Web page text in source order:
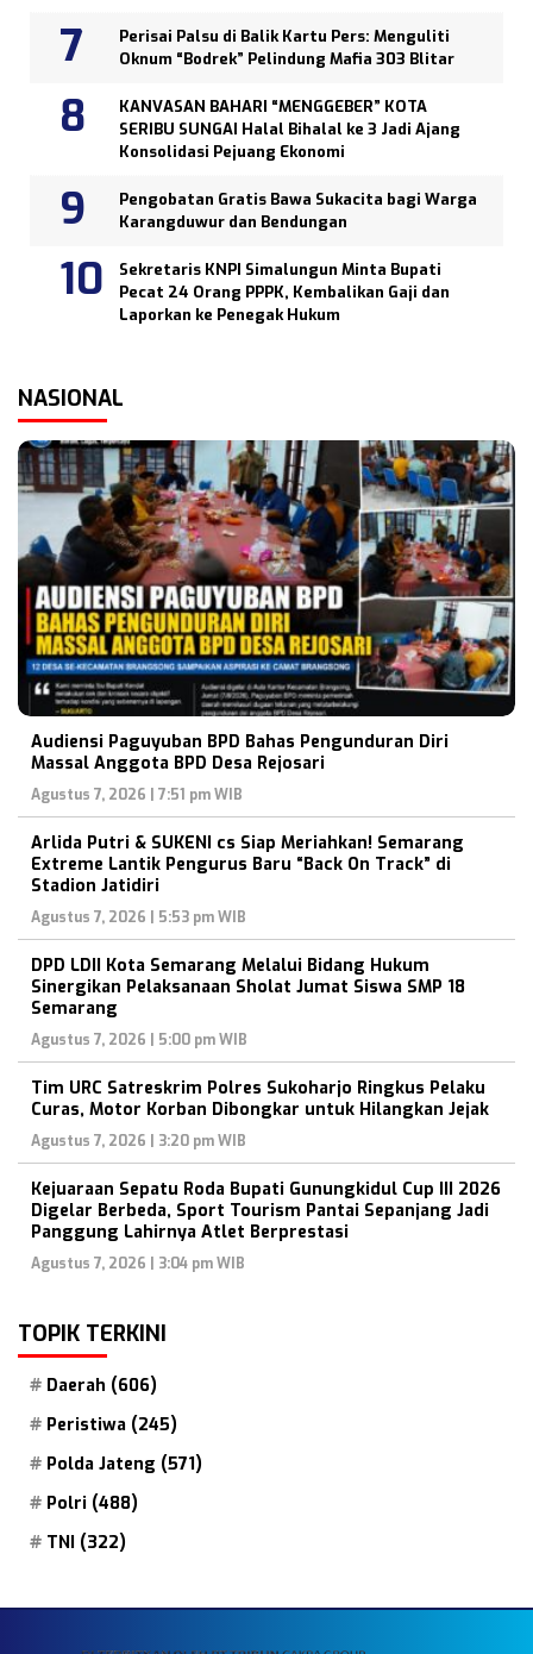
Perisai Palsu di Balik Kartu Pers: Menguliti
Oknum “Bodrek” Pelindung Mafia 303 Blitar
KANVASAN BAHARI “MENGGEBER” KOTA
SERIBU SUNGAI Halal Bihalal ke 3 Jadi Ajang
Konsolidasi Pejuang Ekonomi
Pengobatan Gratis Bawa Sukacita bagi Warga
Karangduwur dan Bendungan
Sekretaris KNPI Simalungun Minta Bupati
Pecat 24 Orang PPPK, Kembalikan Gaji dan
Laporkan ke Penegak Hukum
NASIONAL
Audiensi Paguyuban BPD Bahas Pengunduran Diri
Massal Anggota BPD Desa Rejosari
Agustus 7, 2026 | 7:51 pm WIB
Arlida Putri & SUKENI cs Siap Meriahkan! Semarang
Extreme Lantik Pengurus Baru “Back On Track” di
Stadion Jatidiri
Agustus 7, 2026 | 5:53 pm WIB
DPD LDII Kota Semarang Melalui Bidang Hukum
Sinergikan Pelaksanaan Sholat Jumat Siswa SMP 18
Semarang
Agustus 7, 2026 | 5:00 pm WIB
Tim URC Satreskrim Polres Sukoharjo Ringkus Pelaku
Curas, Motor Korban Dibongkar untuk Hilangkan Jejak
Agustus 7, 2026 | 3:20 pm WIB
Kejuaraan Sepatu Roda Bupati Gunungkidul Cup III 2026
Digelar Berbeda, Sport Tourism Pantai Sepanjang Jadi
Panggung Lahirnya Atlet Berprestasi
Agustus 7, 2026 | 3:04 pm WIB
TOPIK TERKINI
Daerah (606)
Peristiwa (245)
Polda Jateng (571)
Polri (488)
TNI (322)